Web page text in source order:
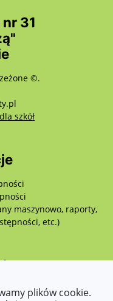
31
©.
szkółotwiera się w
maszynowo, raporty,
etc.)
plików cookie.